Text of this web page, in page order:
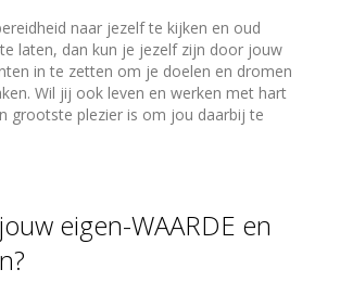
naar jezelf te kijken en oud
laten, dan kun je jezelf zijn door jouw
in te zetten om je doelen en dromen
Wil jij ook leven en werken met hart
grootste plezier is om jou daarbij te
eigen-WAARDE en